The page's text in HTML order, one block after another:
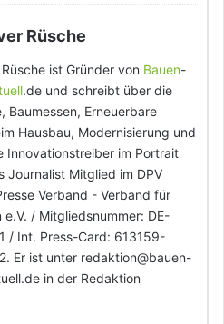
Rüsche
ist Gründer von Bauen-
.de und schreibt über die
Baumessen, Erneuerbare
Hausbau, Modernisierung und
Innovationstreiber im Portrait
Journalist Mitglied im DPV
Verband - Verband für
e.V. / Mitgliedsnummer: DE-
/ Int. Press-Card: 613159-
Er ist unter redaktion@bauen-
in der Redaktion